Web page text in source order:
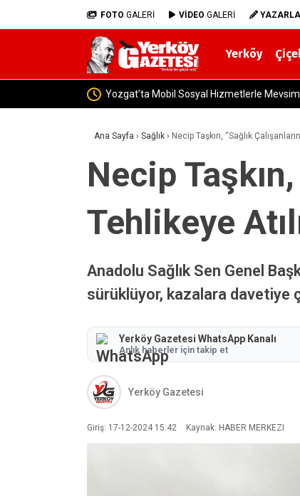
FOTO GALERİ VİDEO GALERİ
Yerköy
Yerköy İlçe
Ana Sayfa › Sağlık › Necip Taşkın, “Sağlık
Necip Taşkın,
Tehlikeye
Anadolu Sağlık Sen Genel
sürüklüyor, kazalara davetiye
Yerköy Gazetesi WhatsApp Kanalı
Anlık haberler için takip et
Yerköy Gazetesi
Giriş: 17-12-2024 15:42 Kaynak: HABER MERKEZI